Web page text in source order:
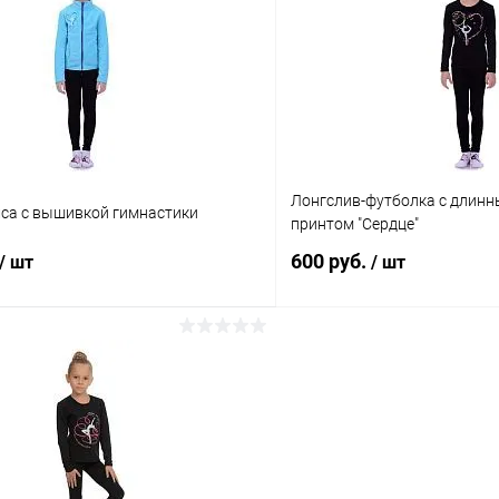
Черный
с вышивкой гимнастики
/ шт
В корзину
Лонгслив-футболка с
принтом "Сердце"
600 руб. / шт